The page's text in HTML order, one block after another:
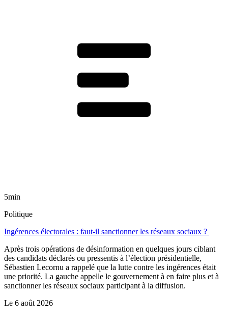
5min
Politique
Ingérences électorales : faut-il sanctionner les réseaux sociaux ?
Après trois opérations de désinformation en quelques jours ciblant
des candidats déclarés ou pressentis à l’élection présidentielle,
Sébastien Lecornu a rappelé que la lutte contre les ingérences était
une priorité. La gauche appelle le gouvernement à en faire plus et à
sanctionner les réseaux sociaux participant à la diffusion.
Le 6 août 2026